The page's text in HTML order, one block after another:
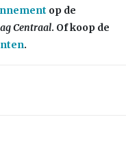
op de
Centraal. Of koop de
.